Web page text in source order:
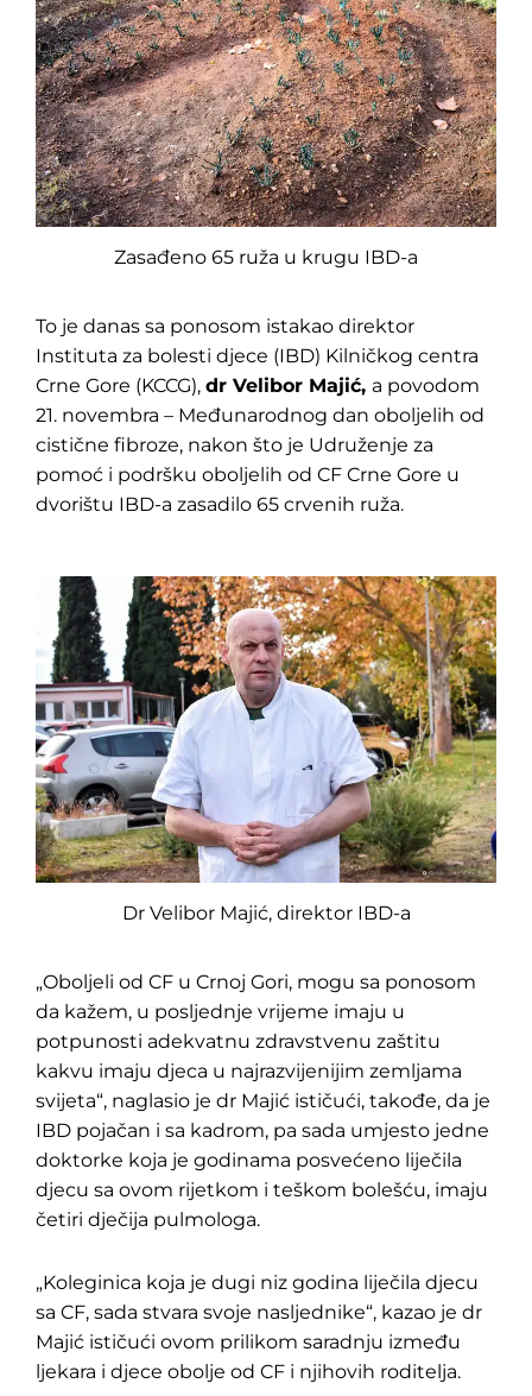
Zasađeno 65 ruža u krugu IBD-a
To je danas sa ponosom istakao direktor
Instituta za bolesti djece (IBD) Kilničkog centra
Crne Gore (KCCG), dr Velibor Majić, a povodom
21. novembra – Međunarodnog dan oboljelih od
cistične fibroze, nakon što je Udruženje za
pomoć i podršku oboljelih od CF Crne Gore u
dvorištu IBD-a zasadilo 65 crvenih ruža.
Dr Velibor Majić, direktor IBD-a
„Oboljeli od CF u Crnoj Gori, mogu sa ponosom
da kažem, u posljednje vrijeme imaju u
potpunosti adekvatnu zdravstvenu zaštitu
kakvu imaju djeca u najrazvijenijim zemljama
svijeta“, naglasio je dr Majić ističući, takođe, da je
IBD pojačan i sa kadrom, pa sada umjesto jedne
doktorke koja je godinama posvećeno liječila
djecu sa ovom rijetkom i teškom bolešću, imaju
četiri dječija pulmologa.
„Koleginica koja je dugi niz godina liječila djecu
sa CF, sada stvara svoje nasljednike“, kazao je dr
Majić ističući ovom prilikom saradnju između
ljekara i djece obolje od CF i njihovih roditelja.